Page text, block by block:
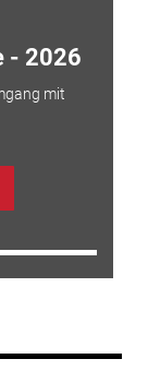
- 2026
mit